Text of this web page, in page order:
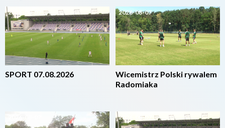
2026-08-07
SPORT 07.08.2026
2026-08-07
Wicemistrz Polski rywalem
Radomiaka
2026-08-07